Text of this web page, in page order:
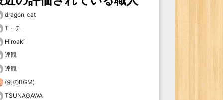
dragon_cat
T・チ
Hiroaki
達観
達観
(例のBGM)
TSUNAGAWA